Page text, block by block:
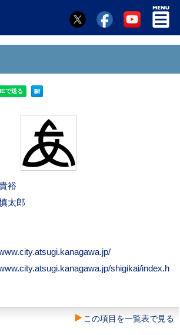
裕
太郎
shigikai/index.h
この項目を一覧表で見る